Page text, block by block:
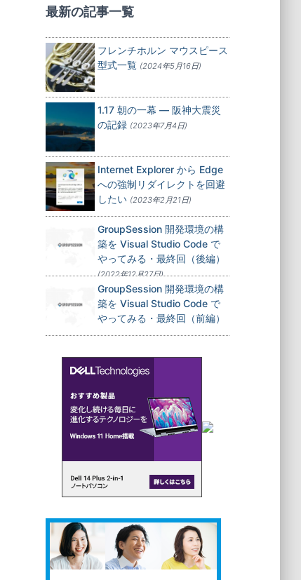
最新の記事一覧
フレンチホルン マウスピース
型式一覧 (2024年5月16日)
1.17 朝の一幕 — 阪神大震災
の記録 (2023年7月4日)
Internet Explorer から Edge
への強制リダイレクトを回避
したい (2023年2月21日)
GroupSession 開発環境の構
築を Visual Studio Code で
やってみる・最終回（後編）
(2022年12月27日)
GroupSession 開発環境の構
築を Visual Studio Code で
やってみる・最終回（前編）
(2022年12月24日)